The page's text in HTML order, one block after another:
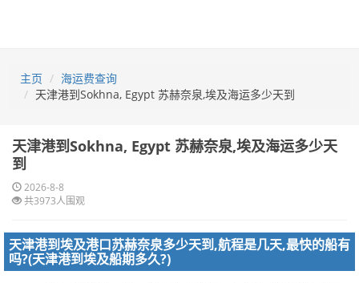
主页
海运费查询
天津港到Sokhna, Egypt 苏赫奈泉,埃及海运多少天到
天津港到Sokhna, Egypt 苏赫奈泉,埃及海运多少天
到
2026-8-8
共3973人围观
天津港到埃及港口苏赫奈泉多少天到,航程是几天,最快的船有
吗?(天津港到埃及船期多久?)